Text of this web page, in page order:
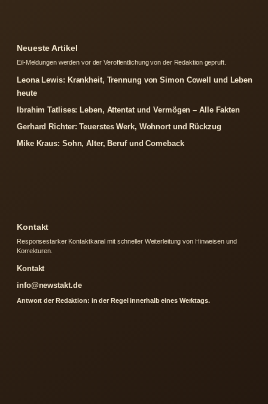
Neueste Artikel
Eil-Meldungen werden vor der Veroffentlichung von der Redaktion gepruft.
Leona Lewis: Krankheit, Trennung von Simon Cowell und Leben
heute
Ibrahim Tatlises: Leben, Attentat und Vermögen – Alle Fakten
Gerhard Richter: Teuerstes Werk, Wohnort und Rückzug
Mike Kraus: Sohn, Alter, Beruf und Comeback
Kontakt
Responsestarker Kontaktkanal mit schneller Weiterleitung von Hinweisen und
Korrekturen.
Kontakt
info@newstakt.de
Antwort der Redaktion: in der Regel innerhalb eines Werktags.